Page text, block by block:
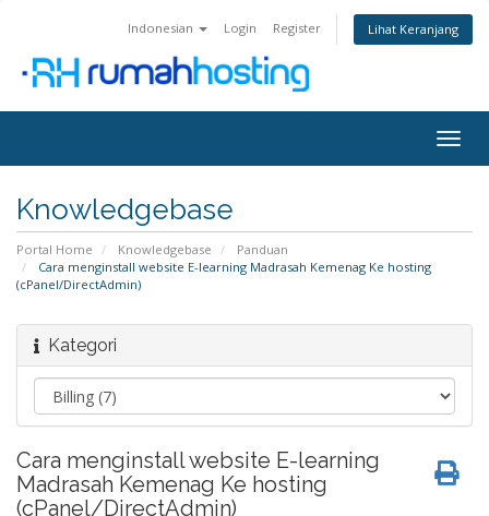
Indonesian Login Register Lihat Keranjang
Knowledgebase
Portal Home Knowledgebase
Panduan
Cara menginstall website E-learning Madrasah Kemenag Ke hosting
(cPanel/DirectAdmin)
Kategori
Cara menginstall website E-learning
Madrasah Kemenag Ke hosting
(cPanel/DirectAdmin)